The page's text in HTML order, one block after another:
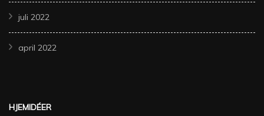
juli 2022
april 2022
HJEMIDÉER